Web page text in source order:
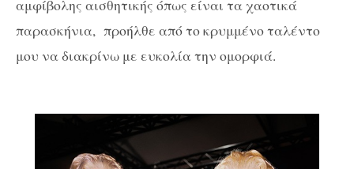
αμφίβολης αισθητικής όπως είναι τα χαοτικά
παρασκήνια, προήλθε από το κρυμμένο ταλέντο
μου να διακρίνω με ευκολία την ομορφιά.